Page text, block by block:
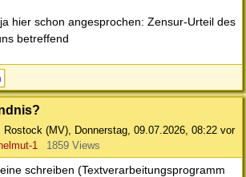
hier schon angesprochen: Zensur-Urteil des
betreffend
Rostock (MV) Donnerstag, 09.07.2026, 08:22 vor
1 1859 Views
schreiben (Textverarbeitungsprogramm